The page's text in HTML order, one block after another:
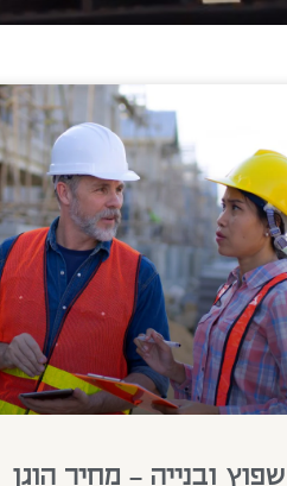
שפוץ ובנייה – מחיר הוגן